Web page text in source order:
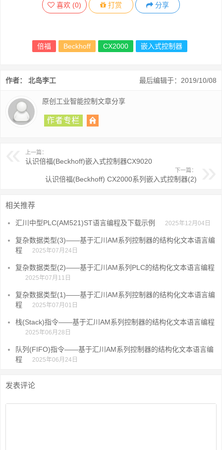
喜欢 (0) 打赏 分享
倍福 Beckhoff CX2000 嵌入式控制器
最后编辑于：2019/10/08
作者： 北岛李工
原创工业智能控制文章分享
上一篇：
认识倍福(Beckhoff)嵌入式控制器CX9020
下一篇：
认识倍福(Beckhoff) CX2000系列嵌入式控制器(2)
相关推荐
汇川中型PLC(AM521)ST语言编程及下载示例 2025年12月04日
复杂数据类型(3)——基于汇川AM系列控制器的结构化文本语言编
程
2025年07月24日
复杂数据类型(2)——基于汇川AM系列PLC的结构化文本语言编程
2025年07月11日
复杂数据类型(1)——基于汇川AM系列控制器的结构化文本语言编
程
2025年07月01日
栈(Stack)指令——基于汇川AM系列控制器的结构化文本语言编程
2025年06月28日
队列(FIFO)指令——基于汇川AM系列控制器的结构化文本语言编
程
2025年06月24日
发表评论